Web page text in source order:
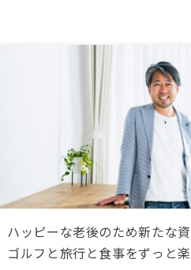
ハッピーな老後のため新たな資
ゴルフと旅行と食事をずっと